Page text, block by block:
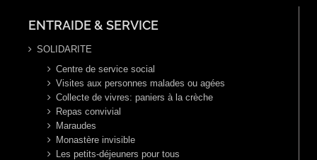
ENTRAIDE & SERVICE
SOLIDARITE
Centre de service social
Visites aux personnes malades ou agées
Collecte de vivres: paniers à la crèche
Repas convivial
Maraudes
Monastère invisible
Les petits-déjeuners pour tous